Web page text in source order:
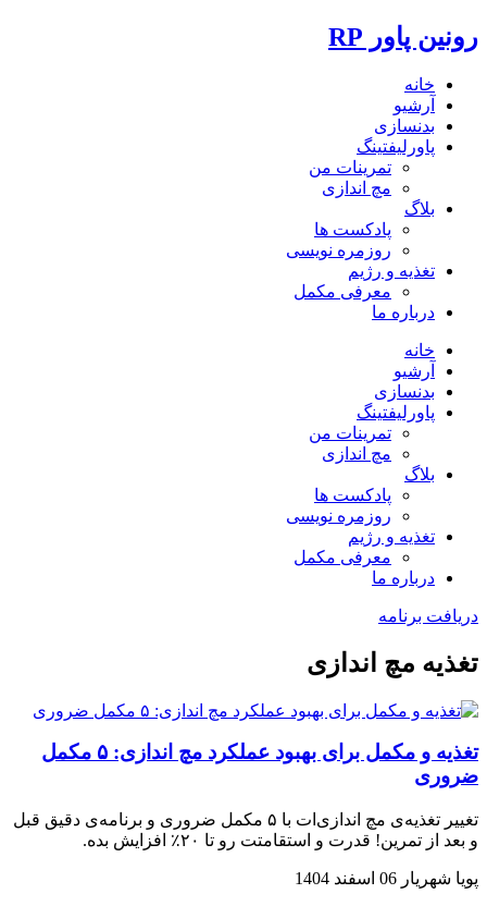
رونین پاور RP
خانه
آرشیو
بدنسازی
پاورلیفتینگ
تمرینات من
مچ اندازی
بلاگ
پادکست ها
روزمره نویسی
تغذیه و رژیم
معرفی مکمل
درباره ما
خانه
آرشیو
بدنسازی
پاورلیفتینگ
تمرینات من
مچ اندازی
بلاگ
پادکست ها
روزمره نویسی
تغذیه و رژیم
معرفی مکمل
درباره ما
دریافت برنامه
تغذیه مچ اندازی
تغذیه و مکمل برای بهبود عملکرد مچ اندازی: ۵ مکمل
ضروری
تغییر تغذیه‌ی مچ اندازی‌ات با ۵ مکمل ضروری و برنامه‌ی دقیق قبل
و بعد از تمرین! قدرت و استقامتت رو تا ۲۰٪ افزایش بده.
پویا شهریار 06 اسفند 1404